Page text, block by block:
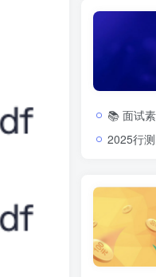
📚 面试素材积累指南：让你的答
2025行测图形推理：这些规律一抓